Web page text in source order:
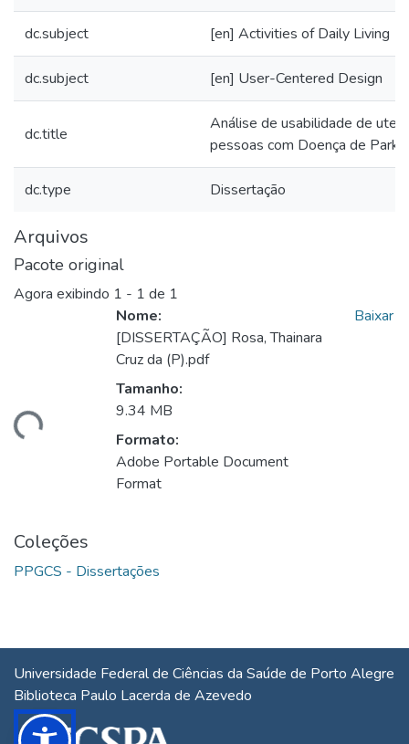
dc.subject [en] Activities of Daily Living
dc.subject [en] User-Centered Design
dc.title
Análise de usabilidade de
pessoas com Doença de
dc.type Dissertação
Arquivos
Pacote original
Agora exibindo 1 - 1 de 1
Nome:
[DISSERTAÇÃO] Rosa, Thainara
Cruz da (P).pdf
Tamanho:
9.34 MB
Formato:
Adobe Portable Document
Format
Baixar
Coleções
PPGCS - Dissertações
Universidade Federal de Ciências da Saúde de Porto Alegre
Biblioteca Paulo Lacerda de Azevedo